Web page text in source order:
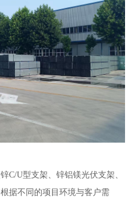
C/U型支架、锌铝镁光伏支架、
据不同的项目环境与客户需